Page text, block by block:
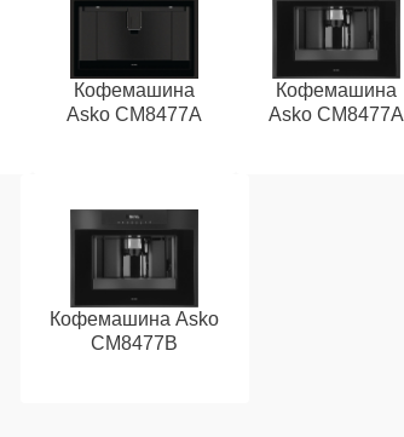
Кофемашина
Asko CM8477A
Кофемашина
Asko СМ8477А
Кофемашина Asko
CM8477B